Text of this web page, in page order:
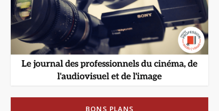
BONS PLANS